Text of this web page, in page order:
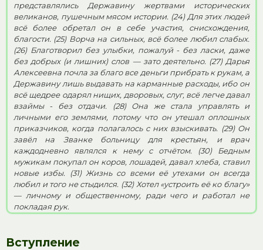
представлялись Державину жертвами исторических
великанов, пушечным мясом истории. (24) Для этих людей
всё более обретал он в себе участия, снисхождения,
благости. (25) Ворча на сильных, всё более любил слабых.
(26) Благотворил без улыбки, пожалуй - без ласки, даже
без добрых (и лишних) слов — зато деятельно. (27) Дарья
Алексеевна почла за благо все деньги прибрать к рукам, а
Державину лишь выдавать на карманные расходы, ибо он
всё щедрее одарял нищих, дворовых, слуг, всё легче давал
взаймы - без отдачи. (28) Она же стала управлять и
личными его землями, потому что он утешал оплошных
приказчиков, когда полагалось с них взыскивать. (29) Он
завёл на Званке больницу для крестьян, и врач
каждодневно являлся к нему с отчётом. (30) Бедным
мужикам покупал он коров, лошадей, давал хлеба, ставил
новые избы. (31) Жизнь со всеми её утехами он всегда
любил и того не стыдился. (32) Хотел «устроить её ко благу»
— личному и общественному, ради чего и работал не
покладая рук.
Вступление